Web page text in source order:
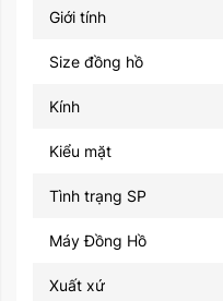
Giới tính
Size đồng hồ
Kính
Kiểu mặt
Tình trạng SP
Máy Đồng Hồ
Xuất xứ